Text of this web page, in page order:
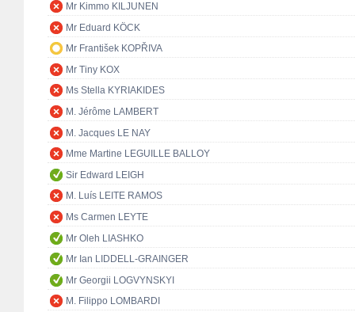
Mr Kimmo KILJUNEN
Mr Eduard KÖCK
Mr František KOPŘIVA
Mr Tiny KOX
Ms Stella KYRIAKIDES
M. Jérôme LAMBERT
M. Jacques LE NAY
Mme Martine LEGUILLE BALLOY
Sir Edward LEIGH
M. Luís LEITE RAMOS
Ms Carmen LEYTE
Mr Oleh LIASHKO
Mr Ian LIDDELL-GRAINGER
Mr Georgii LOGVYNSKYI
M. Filippo LOMBARDI